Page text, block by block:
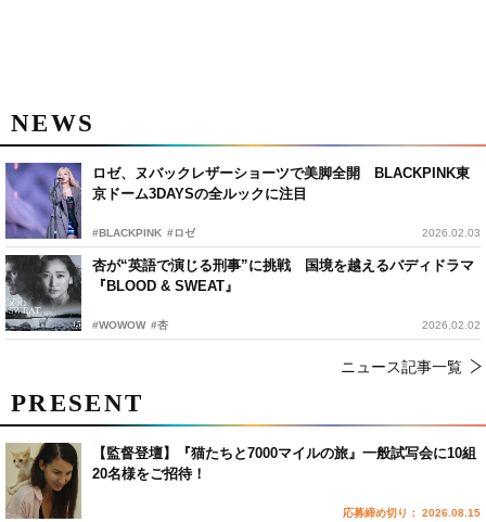
NEWS
ロゼ、ヌバックレザーショーツで美脚全開 BLACKPINK東
京ドーム3DAYSの全ルックに注目
#BLACKPINK #ロゼ 2026.02.03
杏が“英語で演じる刑事”に挑戦 国境を越えるバディドラマ
『BLOOD & SWEAT』
#WOWOW #杏 2026.02.02
ニュース記事一覧
PRESENT
【監督登壇】『猫たちと7000マイルの旅』一般試写会に10組
20名様をご招待！
応募締め切り： 2026.08.15